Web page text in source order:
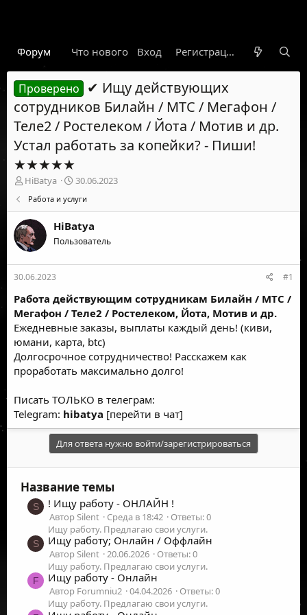
Форум Что нового Гарант Новости
Вход Регистрация
Проверено
✔ Ищу действующих
сотрудников Билайн / МТС / Мегафон /
Теле2 / Ростелеком / Йота / Мотив и др.
Устал работать за копейки? - Пиши!
★★★★★
А
о
р
т
е
м
ы
HiBatya
Д
т
н
а
а
30.06.2023
Работа и услуги
HiBatya
Пользователь
30.06.2023 #1
Работа действующим сотрудникам Билайн / МТС /
Мегафон / Теле2 / Ростелеком, Йота, Мотив и др.
Ежедневные заказы, выплаты каждый день! (киви,
юмани, карта, btc)
Долгосрочное сотрудничество! Расскажем как
проработать максимально долго!
Писать ТОЛЬКО в телеграм:
Telegram: hibatya [перейти в чат]
Для ответа нужно войти/зарегистрироваться
Название темы
S ! Ищу работу - ОНЛАЙН !
Автор Silent Среда в 18:42
Ответы: 0
Ищу работу. Предлагаю свои услуги.
S Ищу работу; Онлайн / Оффлайн
Автор Silent 20.06.2026
Ответы: 0
Ищу работу. Предлагаю свои услуги.
F Ищу работу - Онлайн
Автор Forumniu2 04.04.2026
Ответы: 0
Ищу работу. Предлагаю свои услуги.